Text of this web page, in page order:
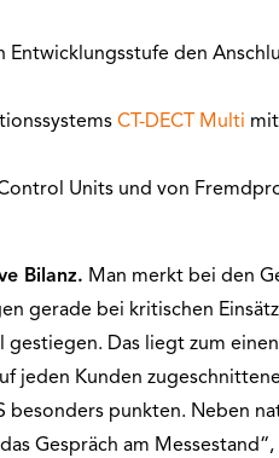
Entwicklungsstufe den
CT-DECT Multi
Units und von
Bilanz. Man merkt bei den
gerade bei kritischen
Das liegt zum
jeden Kunden
besonders punkten. Neben
Gespräch am